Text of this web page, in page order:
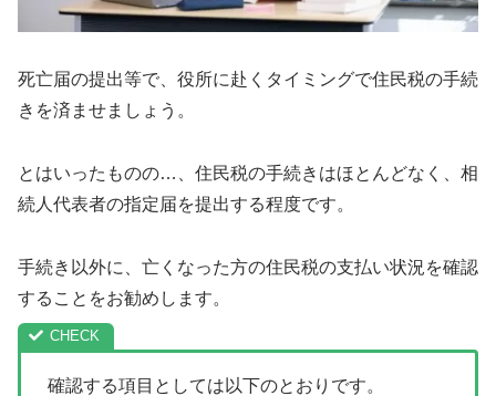
死亡届の提出等で、役所に赴くタイミングで住民税の手続
きを済ませましょう。
とはいったものの…、住民税の手続きはほとんどなく、相
続人代表者の指定届を提出する程度です。
手続き以外に、亡くなった方の住民税の支払い状況を確認
することをお勧めします。
確認する項目としては以下のとおりです。